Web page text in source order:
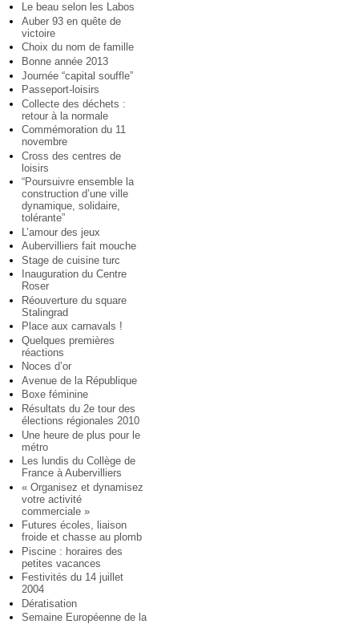
Le beau selon les Labos
Auber 93 en quête de
victoire
Choix du nom de famille
Bonne année 2013
Journée “capital souffle”
Passeport-loisirs
Collecte des déchets :
retour à la normale
Commémoration du 11
novembre
Cross des centres de
loisirs
“Poursuivre ensemble la
construction d’une ville
dynamique, solidaire,
tolérante”
L’amour des jeux
Aubervilliers fait mouche
Stage de cuisine turc
Inauguration du Centre
Roser
Réouverture du square
Stalingrad
Place aux carnavals !
Quelques premières
réactions
Noces d’or
Avenue de la République
Boxe féminine
Résultats du 2e tour des
élections régionales 2010
Une heure de plus pour le
métro
Les lundis du Collège de
France à Aubervilliers
« Organisez et dynamisez
votre activité
commerciale »
Futures écoles, liaison
froide et chasse au plomb
Piscine : horaires des
petites vacances
Festivités du 14 juillet
2004
Dératisation
Semaine Européenne de la